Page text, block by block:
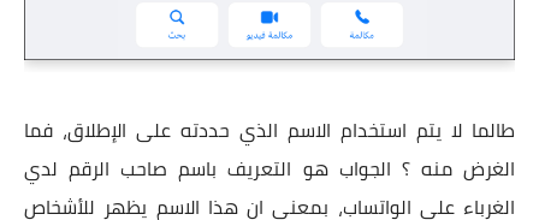
طالما لا يتم استخدام الاسم الذي حددته على الإطلاق، فما
الغرض منه ؟ الجواب هو التعريف باسم صاحب الرقم لدي
الغرباء على الواتساب، بمعنى ان هذا الاسم يظهر للأشخاص